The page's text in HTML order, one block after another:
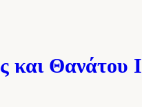
και Θανάτου Ι